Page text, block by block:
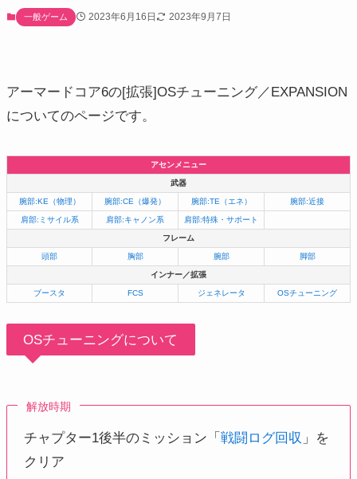
一般ゲーム 2023年6月16日 2023年9月7日
アーマードコア6の[拡張]OSチューニング／EXPANSION
についてのページです。
アセンメニュー
武器
腕部:KE（物理） 腕部:CE（爆発） 腕部:TE（エネ） 腕部:近接
肩部:ミサイル系 肩部:キャノン系 肩部:特殊・サポート
フレーム
頭部 胸部 腕部 脚部
インナー／拡張
ブースタ FCS ジェネレータ OSチューニング
OSチューニングについて
解放時期
チャプター1後半のミッション「戦闘ログ回収 」を
クリア